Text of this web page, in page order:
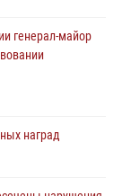
пресекли
генерал-майор
наград